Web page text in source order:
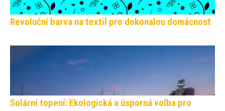
Revoluční barva na textil pro dokonalou domácnost
Solární topení: Ekologická a úsporná volba pro